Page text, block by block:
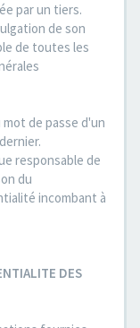
par un tiers.
de son
de toutes les
de passe d'un
responsable de
du
incombant à
DES